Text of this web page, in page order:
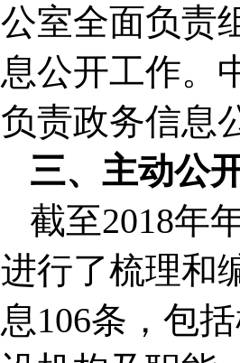
公室全面负责
息公开工作。
负责政务信息
三、主动公
截至2018年
进行了梳理和
息106条，包